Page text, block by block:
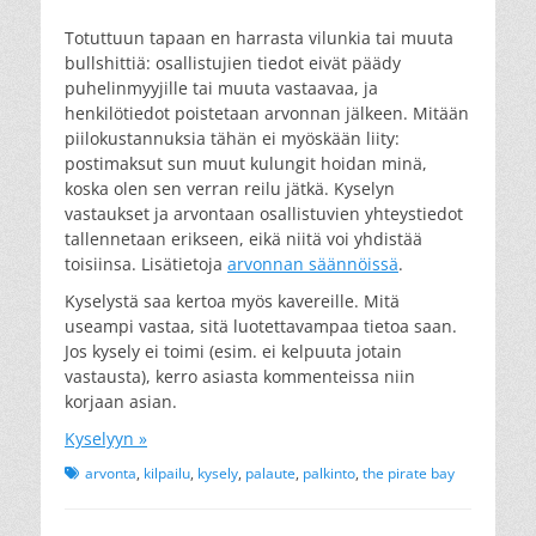
Totuttuun tapaan en harrasta vilunkia tai muuta
bullshittiä: osallistujien tiedot eivät päädy
puhelinmyyjille tai muuta vastaavaa, ja
henkilötiedot poistetaan arvonnan jälkeen. Mitään
piilokustannuksia tähän ei myöskään liity:
postimaksut sun muut kulungit hoidan minä,
koska olen sen verran reilu jätkä. Kyselyn
vastaukset ja arvontaan osallistuvien yhteystiedot
tallennetaan erikseen, eikä niitä voi yhdistää
toisiinsa. Lisätietoja arvonnan säännöissä.
Kyselystä saa kertoa myös kavereille. Mitä
useampi vastaa, sitä luotettavampaa tietoa saan.
Jos kysely ei toimi (esim. ei kelpuuta jotain
vastausta), kerro asiasta kommenteissa niin
korjaan asian.
Kyselyyn »
Tagsarvonta, kilpailu, kysely, palaute, palkinto, the pirate bay